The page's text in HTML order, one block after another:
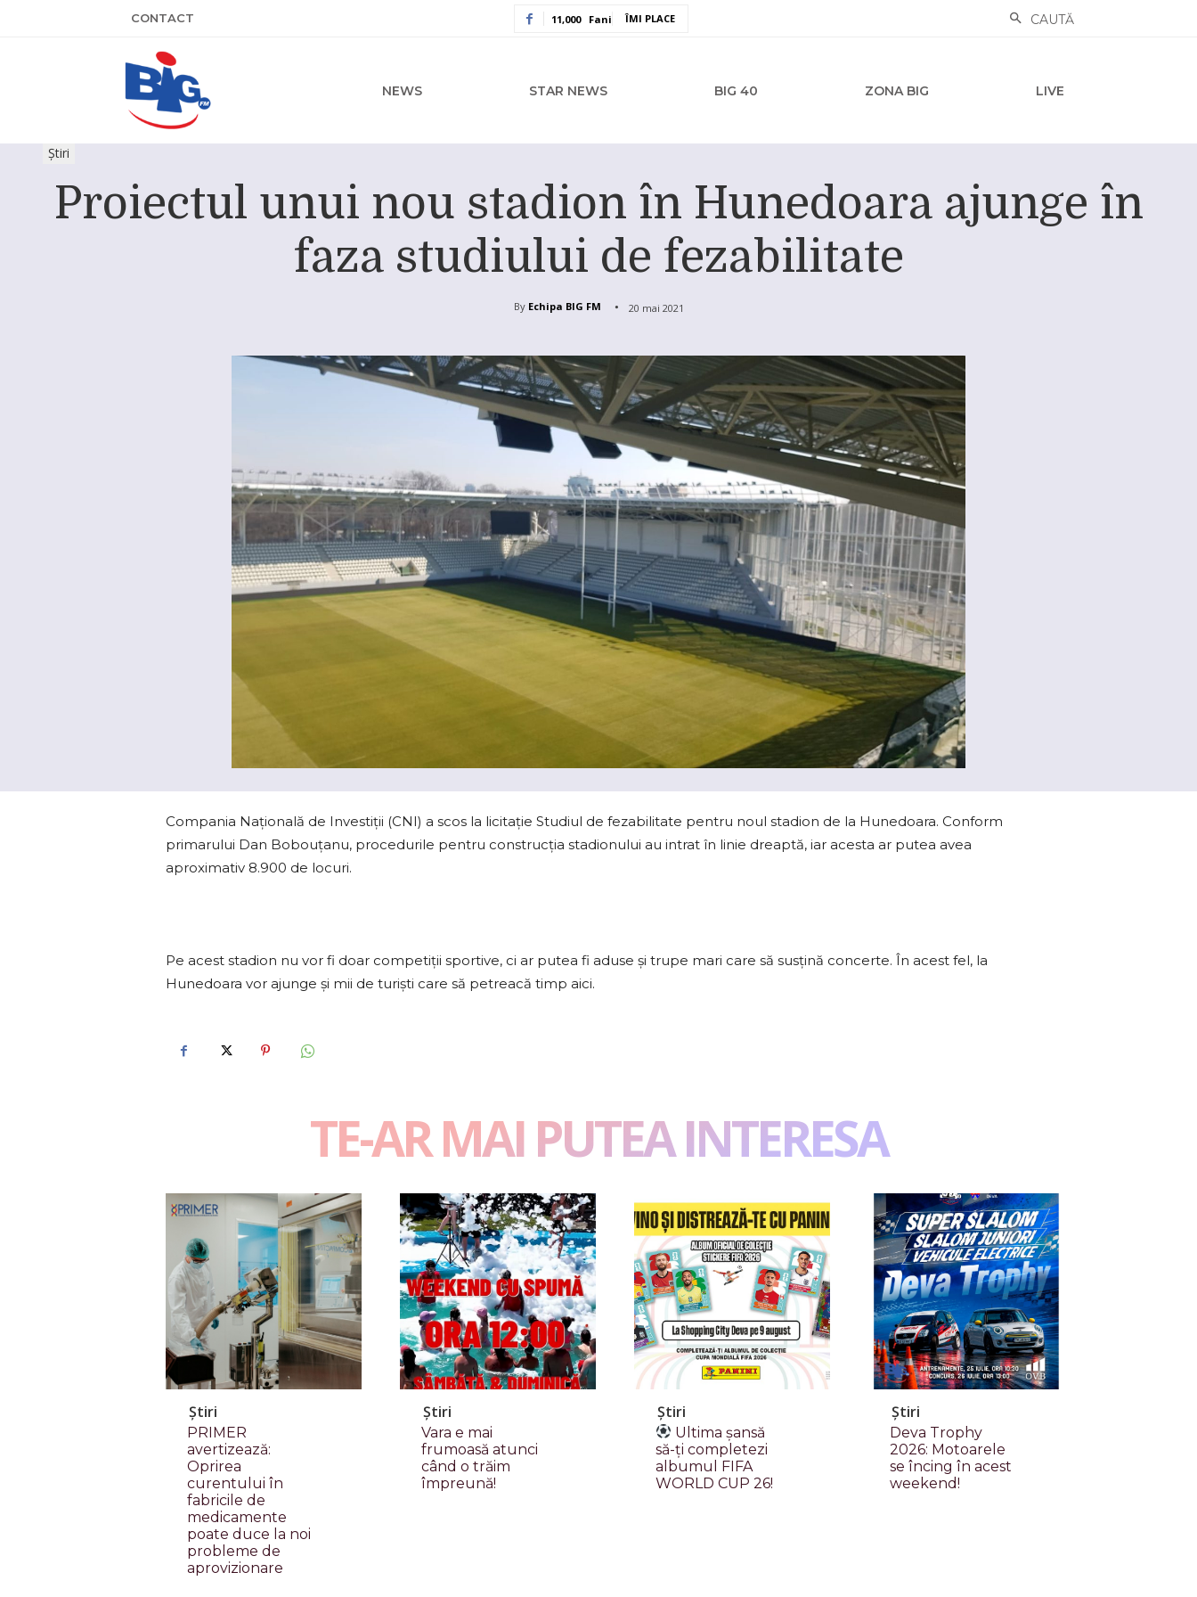
CONTACT 11,000 Fani ÎMI PLACE CAUTĂ
NEWS STAR NEWS BIG 40 ZONA BIG LIVE
Știri
Proiectul unui nou stadion în Hunedoara ajunge în
faza studiului de fezabilitate
By Echipa BIG FM 20 mai 2021
Compania Națională de Investiții (CNI) a scos la licitație Studiul de fezabilitate pentru noul stadion de la Hunedoara. Conform
primarului Dan Bobouțanu, procedurile pentru construcția stadionului au intrat în linie dreaptă, iar acesta ar putea avea
aproximativ 8.900 de locuri.
Pe acest stadion nu vor fi doar competiții sportive, ci ar putea fi aduse şi trupe mari care să susțină concerte. În acest fel, la
Hunedoara vor ajunge şi mii de turiști care să petreacă timp aici.
TE-AR MAI PUTEA INTERESA
Știri
PRIMER
avertizează:
Oprirea
curentului în
fabricile de
medicamente
poate duce la noi
probleme de
aprovizionare
Știri
Vara e mai
frumoasă atunci
când o trăim
împreună!
Știri
Ultima șansă
să-ți completezi
albumul FIFA
WORLD CUP 26!
Știri
Deva Trophy
2026: Motoarele
se încing în acest
weekend!